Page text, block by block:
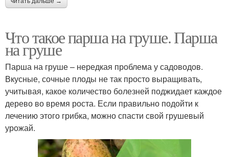
Что такое парша на груше. Парша
на груше
Парша на груше – нередкая проблема у садоводов.
Вкусные, сочные плоды не так просто выращивать,
учитывая, какое количество болезней поджидает каждое
дерево во время роста. Если правильно подойти к
лечению этого грибка, можно спасти свой грушевый
урожай.